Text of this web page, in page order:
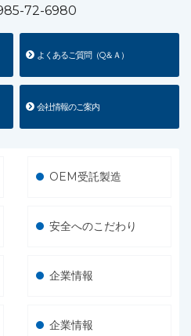
72-6980
よくあるご質問（Q＆Ａ）
会社情報のご案内
OEM受託製造
安全へのこだわり
企業情報
企業情報